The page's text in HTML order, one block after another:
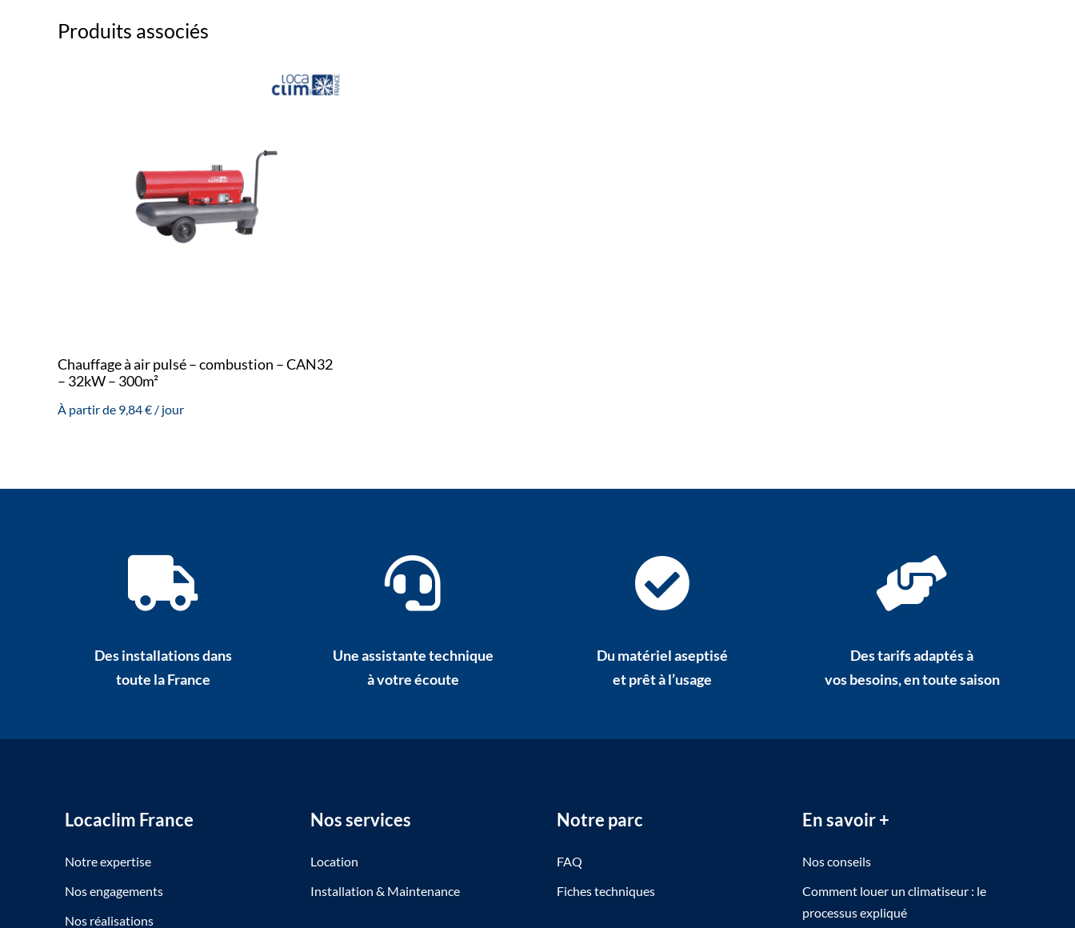
Produits associés
Chauffage à air pulsé – combustion – CAN32
– 32kW – 300m²
À partir de 9,84€/ jour
Des installations dans
toute la France
Une assistante technique
à votre écoute
Du matériel aseptisé
et prêt à l’usage
Des tarifs adaptés à
vos besoins, en toute saison
Locaclim France
Notre expertise
Nos engagements
Nos réalisations
Nos services
Location
Installation & Maintenance
Notre parc
FAQ
Fiches techniques
En savoir +
Nos conseils
Comment louer un climatiseur : le
processus expliqué